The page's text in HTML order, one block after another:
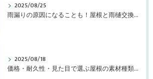
2025/08/25
雨漏りの原因になることも！屋根と雨樋交換を検討すべき症状
2025/08/18
価格・耐久性・見た目で選ぶ屋根の素材種類とその特徴とは